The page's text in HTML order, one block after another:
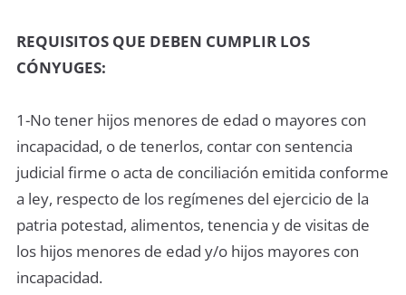
REQUISITOS QUE DEBEN CUMPLIR LOS
CÓNYUGES:
1-No tener hijos menores de edad o mayores con
incapacidad, o de tenerlos, contar con sentencia
judicial firme o acta de conciliación emitida conforme
a ley, respecto de los regímenes del ejercicio de la
patria potestad, alimentos, tenencia y de visitas de
los hijos menores de edad y/o hijos mayores con
incapacidad.